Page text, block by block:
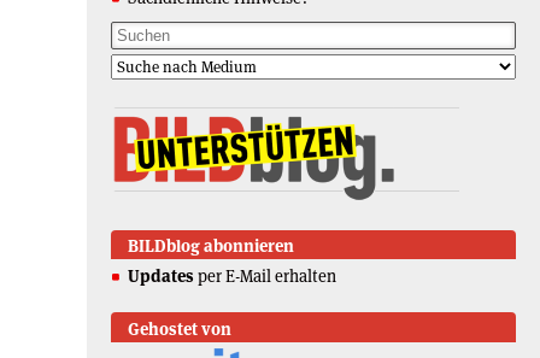
BILDblog abonnieren
Updates per E-Mail erhalten
Gehostet von